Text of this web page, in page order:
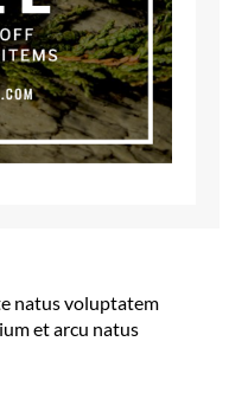
natus voluptatem
et arcu natus